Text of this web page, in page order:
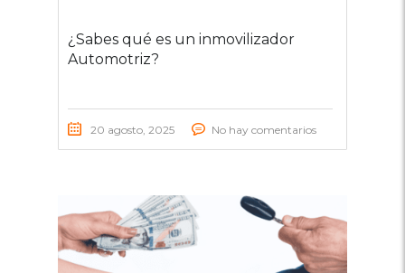
¿Sabes qué es un inmovilizador
Automotriz?
20 agosto, 2025 No hay comentarios